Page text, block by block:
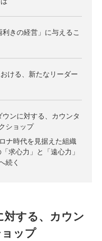
きの経営」に与えるこ
ける、新たなリーダー
ンに対する、カウンタ
ショップ
ナ時代を見据えた組織
求心力」と「遠心力」
続く
する、カウン
ップ